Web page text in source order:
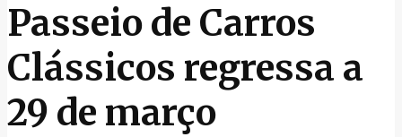
Passeio de Carros
Clássicos regressa a
29 de março